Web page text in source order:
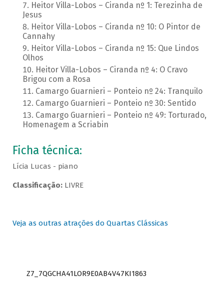
Heitor Villa-Lobos – Ciranda nº 1: Terezinha de
Jesus
Heitor Villa-Lobos – Ciranda nº 10: O Pintor de
Cannahy
Heitor Villa-Lobos – Ciranda nº 15: Que Lindos
Olhos
Heitor Villa-Lobos – Ciranda nº 4: O Cravo
Brigou com a Rosa
Camargo Guarnieri – Ponteio nº 24: Tranquilo
Camargo Guarnieri – Ponteio nº 30: Sentido
Camargo Guarnieri – Ponteio nº 49: Torturado,
Homenagem a Scriabin
Ficha técnica:
Lícia Lucas - piano
Classificação:LIVRE
Veja as outras atrações do Quartas Clássicas
Z7_7QGCHA41LOR9E0AB4V47KI1863